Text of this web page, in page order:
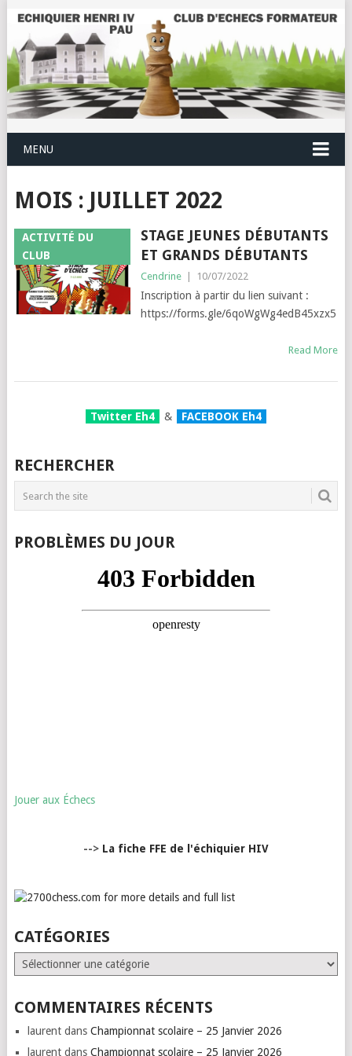
MENU
MOIS : JUILLET 2022
ACTIVITÉ DU
CLUB
STAGE JEUNES DÉBUTANTS
ET GRANDS DÉBUTANTS
Cendrine 10/07/2022
Inscription à partir du lien suivant :
https://forms.gle/6qoWgWg4edB45xzx5
Read More
Twitter Eh4 & FACEBOOK Eh4
RECHERCHER
PROBLÈMES DU JOUR
Jouer aux Échecs
--> La fiche FFE de l'échiquier HIV
CATÉGORIES
Catégories
COMMENTAIRES RÉCENTS
laurentdans Championnat scolaire – 25 Janvier 2026
laurentdans Championnat scolaire – 25 Janvier 2026